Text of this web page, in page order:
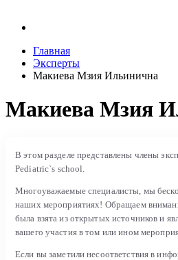
Главная
Эксперты
Макиева Мзия Ильинична
Макиева Мзия
В этом разделе представлены члены
Pediatric`s school.
Многоуважаемые специалисты, мы
наших мероприятиях! Обращаем
была взята из открытых источников и
вашего участия в том или ином
Если вы заметили несоответствия в